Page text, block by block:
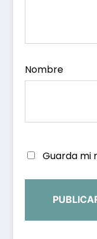
Nombre
Guarda mi